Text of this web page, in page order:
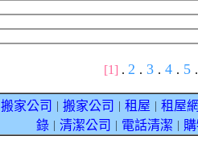
[1] . 2 . 3 . 4 . 5 .
搬家公司 搬家公司 租屋
租屋
錄｜ 清潔公司 電話清潔